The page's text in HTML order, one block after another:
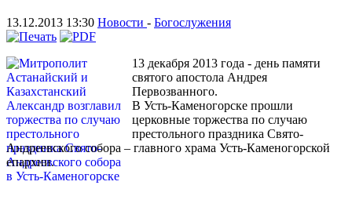
13.12.2013 13:30 Новости - Богослужения
13 декабря 2013 года - день памяти
святого апостола Андрея
Первозванного.
В Усть-Каменогорске прошли
церковные торжества по случаю
престольного праздника Свято-
Андреевского собора – главного храма Усть-Каменогорской
епархии.